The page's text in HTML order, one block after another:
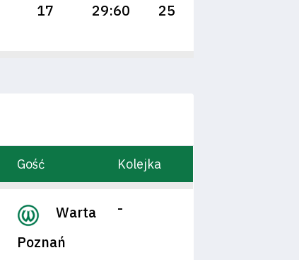
17 29:60 25
Gość Kolejka
Warta
Poznań
-